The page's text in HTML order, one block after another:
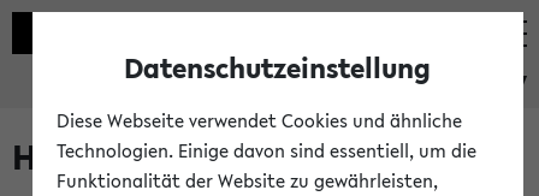
eKVV
Hilfe & Kontakt
Datenschutzeinstellung
Diese Webseite verwendet Cookies und ähnliche
Technologien. Einige davon sind essentiell, um die
Funktionalität der Website zu gewährleisten,